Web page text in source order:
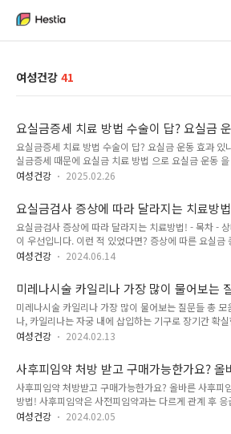
여성건강 41
요실금증세 치료 방법 수술이 답? 요실금
과 있나요?
요실금증세 치료 방법 수술이 답? 요실금 운동 효과 있
실금증세 때문에 요실금 치료 방법 으로 요실금 운동
분들이 많습니다.이 질환은 여성들에게 있어서 두려움으
티아 여성의원 신사본점과 함께 다양한 요실금 종류와
료법엔 어떤 것들이 있는지 알아보겠습니다. -목차-요실
일까?종류에 따라 다른 요실금증세요실금 치료 방법 수
일까?요실금 운동 으로 예방하기헤스티아 여성의원 문
금 무엇일까? 요실금이란 자신의 의지와 상관없이 소변
노화가 진행 중인 장년층들에게 증상이 많이 나타나고
지만 드물게 젊은 나이에도 이 질환은 생길 수..
여성건강 2025.02.26
요실금검사 증상에 따라 달라지는 치료방
요실금검사 증상에 따라 달라지는 치료방법! - 목차 -
이 우선입니다. 이런 적 있었다면? 증상에 따른 요실금
실금검사 요역동학검사! 소변은 참기 힘들고, 자주 마려
됩니다. 소변과 관련된 질환을 생각해 보면 방광염이나
떠오르실 겁니다. 요실금은 예상보다 많은 사람들이 경
적이 있으며, 지금도 요실금 증상을 겪는 분들이 많은데
금 치료방법을 제대로 알기 위해 요실금검사가 필수라
다. 상태파악이 우선입니다. 요실금 증상이 발생하면 비
료를 위해서 중요한 것은 제대로 된 검사를 통해 어떤 요
지 요실금의 종류를 정확히 파악한 ..
여성건강 2024.06.14
미레나시술 카일리나 가장 많이 물어보는
총 모음!
미레나시술 카일리나 가장 많이 물어보는 질문들 총 모
나, 카일리나는 자궁 내에 삽입하는 기구로 장기간 확
을 원하거나, 극심한 월경과다·월경통으로 고생하는 분
기 때문에 삽입 후 성관계 여부, 부작용 여부, 제거에 대
해하시는 질문이 많은데요. 함께 알아보도록 하겠습니다
구 안전한건가요? 많은 여성들의 만년 고민이자 걱정
임'. 피임의 방법에는 여러 가지 다양한 방법들이 존재
장 편리하고 많이 사용되는 방법으로는 콘돔이 있는데요
여성건강 2024.02.13
사후피임약 처방 받고 구매가능한가요? 올
사후피임약 구입방법!
사후피임약 처방받고 구매가능한가요? 올바른 사후피
방법! 사후피임약은 사전피임약과는 다르게 관계 후 응
복용하는 피임약입니다. 피임을 제대로 하지 못한 경우
여성건강 2024.02.05